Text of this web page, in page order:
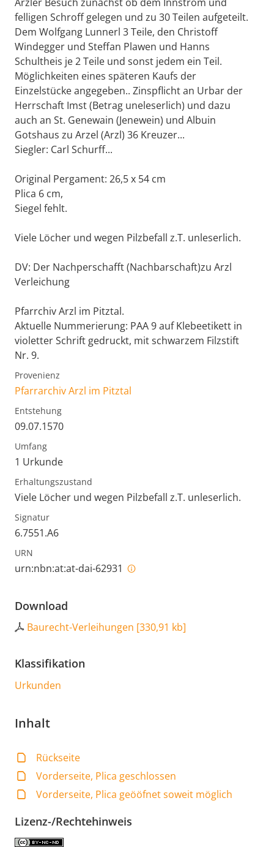
felligen Schroff gelegen und zu 30 Teilen aufgeteilt.
Dem Wolfgang Lunnerl 3 Teile, den Christoff
Windegger und Steffan Plawen und Hanns
Schultheis je 2 Teile und sonst jedem ein Teil.
Möglichkeiten eines späteren Kaufs der
Einzelstücke angegeben.. Zinspflicht an Urbar der
Herrschaft Imst (Betrag uneleserlich) und dazu
auch an St. Genewain (Jenewein) und Albuin
Gotshaus zu Arzel (Arzl) 36 Kreuzer...
Siegler: Carl Schurff...
Original Pergament: 26,5 x 54 cm
Plica 6 cm,
Siegel fehlt.
Viele Löcher und wegen Pilzbefall z.T. unleserlich.
DV: Der Nachperschafft (Nachbarschaft)zu Arzl
Verleichung
Pfarrchiv Arzl im Pitztal.
Aktuelle Nummerierung: PAA 9 auf Klebeetikett in
violetter Schrift gedruckt, mit schwarzem Filzstift
Nr. 9.
Provenienz
Pfarrarchiv Arzl im Pitztal
Entstehung
09.07.1570
Umfang
1 Urkunde
Erhaltungszustand
Viele Löcher und wegen Pilzbefall z.T. unleserlich.
Signatur
6.7551.A6
URN
urn:nbn:at:at-dai-62931
Download
Baurecht-Verleihungen [330,91 kb]
Klassifikation
Urkunden
Inhalt
Rückseite
Vorderseite, Plica geschlossen
Vorderseite, Plica geööfnet soweit möglich
Lizenz-/Rechtehinweis